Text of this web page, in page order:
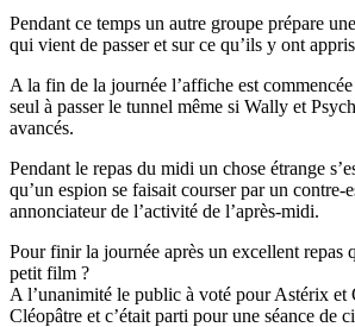
Pendant ce temps un autre groupe prépare
qui vient de passer et sur ce qu’ils y ont
A la fin de la journée l’affiche est
seul à passer le tunnel même si Wally et
avancés.
Pendant le repas du midi un chose étrange
qu’un espion se faisait courser par un contre-
annonciateur de l’activité de l’après-midi.
Pour finir la journée après un excellent repas
petit film ?
A l’unanimité le public à voté pour Astérix et
Cléopâtre et c’était parti pour une séance de